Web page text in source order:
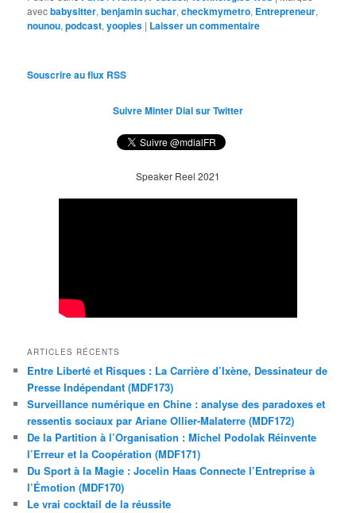
avecbabysitter,benjamin suchar,checkmymetro, Entrepreneur,
nounou,podcast,yoopies | Laisser un commentaire
Souscrire au flux RSS
Suivre Minter Dial sur Twitter
Speaker Reel 2021
ARTICLES RÉCENTS
Entre Liberté et Risques : La Carrière d’Ixène, Dessinateur de
Presse Indépendant (MDF173)
Surveillance numérique en Chine : analyse des paradoxes et
ressentis sociaux par Ariane Ollier-Malaterre (MDF172)
De la Partition à l’Organisation : Michel Podolak Réinvente
l’Erreur et la Coopération (MDF171)
Du Sport à la Magie : Jocelin Haas Connecte l’Entreprise à
l’Émotion (MDF170)
Le vrai cocktail de la réussite